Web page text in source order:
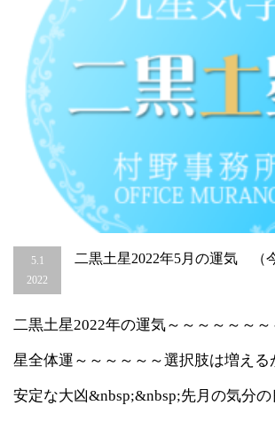
気）
は
5.1
2022
二黒土星2022年5月の運気 （
二黒土星2022年の運気～～～～～～
星全体運～～～～～～選択肢は増える
安定な大凶&nbsp;&nbsp;先月の気分